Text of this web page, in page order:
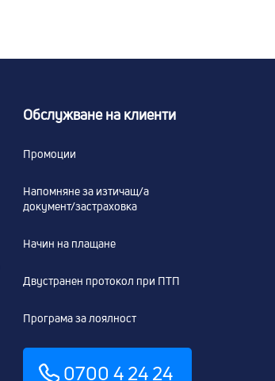
Обслужване на клиенти
Промоции
Напомняне за изтичащ/а
документ/застраховка
Начин на плащане
Двустранен протокол при ПТП
Програма за лоялност
0700 4 24 24